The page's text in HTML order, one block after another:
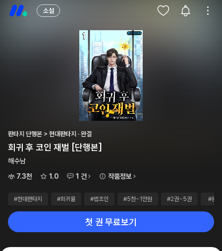
소설
판타지 단행본 > 현대판타지 · 완결
회귀 후 코인 재벌 [단행본]
해수남
7.3천
1.0 1 건 작품정보
#현대판타지 #회귀물 #법조인 #5천~1만원 #2권~5권 #완결
첫 권 무료보기